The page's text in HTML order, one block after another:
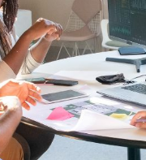
Esta
de construir
gama de
un ambiente de
y experiencias,